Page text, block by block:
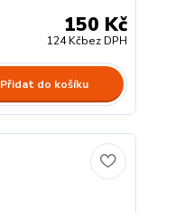
150 Kč
124 Kčbez DPH
Přidat do košíku